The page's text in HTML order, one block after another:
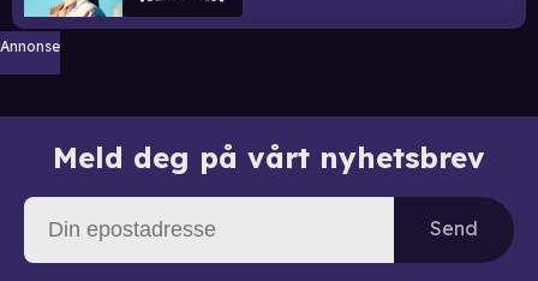
Annonse
Meld deg på vårt nyhetsbrev
Send